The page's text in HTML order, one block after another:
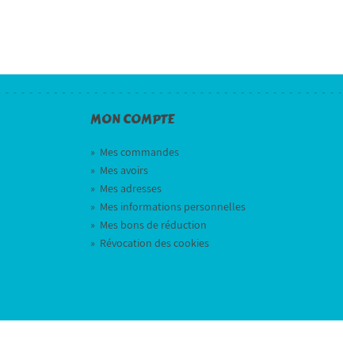
MON COMPTE
» Mes commandes
» Mes avoirs
» Mes adresses
» Mes informations personnelles
» Mes bons de réduction
» Révocation des cookies